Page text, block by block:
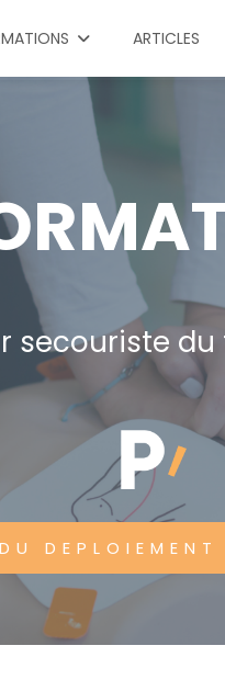
ARTICLES
secouriste